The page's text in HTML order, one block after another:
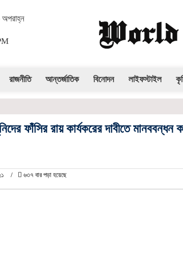
রাজনীতি আন্তর্জাতিক বিনোদন লাইফস্টাইল
ফাঁসির রায় কার্যকরের দাবীতে মানববন্ধন
৬৩৭ বার পড়া হয়েছে